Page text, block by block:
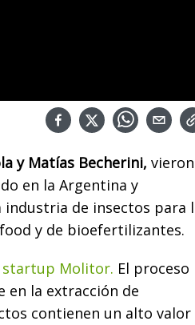
y Matías Becherini, vieron
en la Argentina y
de insectos para
y de bioefertilizantes.
startup Molitor. El proceso
en la extracción de
contienen un alto valor